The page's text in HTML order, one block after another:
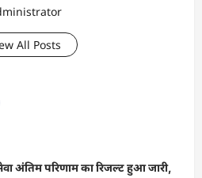
All Posts
अंतिम परिणाम का रिजल्ट हुआ जारी,